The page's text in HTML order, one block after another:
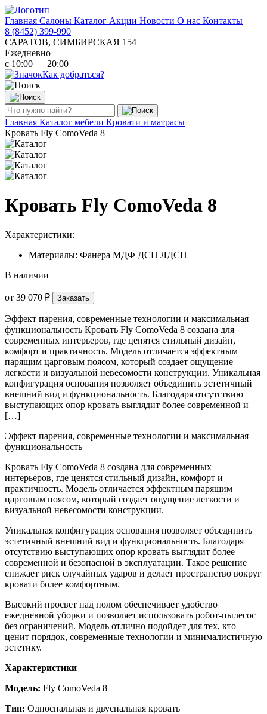
Главная Салоны Каталог Акции Новости О нас Контакты
8 (8452) 399-990
САРАТОВ, СИМБИРСКАЯ 154
Ежедневно
с 10:00 — 20:00
Как добраться?
Главная Каталог мебели Кровати и матрасы
Кровать Fly ComoVeda 8
Кровать Fly ComoVeda 8
Характеристики:
Материалы: Фанера МДФ ДСП ЛДСП
В наличии
от 39 070 ₽ Заказать
Эффект парения, современные технологии и максимальная
функциональность Кровать Fly ComoVeda 8 создана для
современных интерьеров, где ценятся стильный дизайн,
комфорт и практичность. Модель отличается эффектным
парящим царговым поясом, который создает ощущение
легкости и визуальной невесомости конструкции. Уникальная
конфигурация основания позволяет объединить эстетичный
внешний вид и функциональность. Благодаря отсутствию
выступающих опор кровать выглядит более современной и
[…]
Эффект парения, современные технологии и максимальная
функциональность
Кровать Fly ComoVeda 8 создана для современных
интерьеров, где ценятся стильный дизайн, комфорт и
практичность. Модель отличается эффектным парящим
царговым поясом, который создает ощущение легкости и
визуальной невесомости конструкции.
Уникальная конфигурация основания позволяет объединить
эстетичный внешний вид и функциональность. Благодаря
отсутствию выступающих опор кровать выглядит более
современной и безопасной в эксплуатации. Такое решение
снижает риск случайных ударов и делает пространство вокруг
кровати более комфортным.
Высокий просвет над полом обеспечивает удобство
ежедневной уборки и позволяет использовать робот-пылесос
без ограничений. Модель отлично подойдет для тех, кто
ценит порядок, современные технологии и минималистичную
эстетику.
Характеристики
Модель: Fly ComoVeda 8
Тип: Односпальная и двуспальная кровать